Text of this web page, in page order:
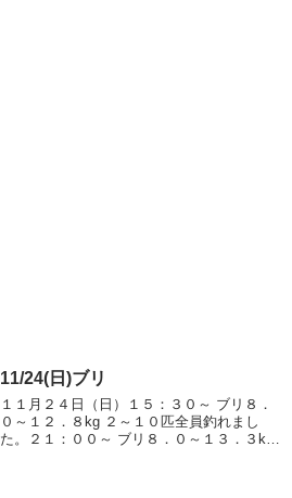
11/24(日)ブリ
１１月２４日（日）１５：３０～ ブリ８．
０～１２．８kg ２～１０匹全員釣れまし
た。２１：００～ ブリ８．０～１３．３kg